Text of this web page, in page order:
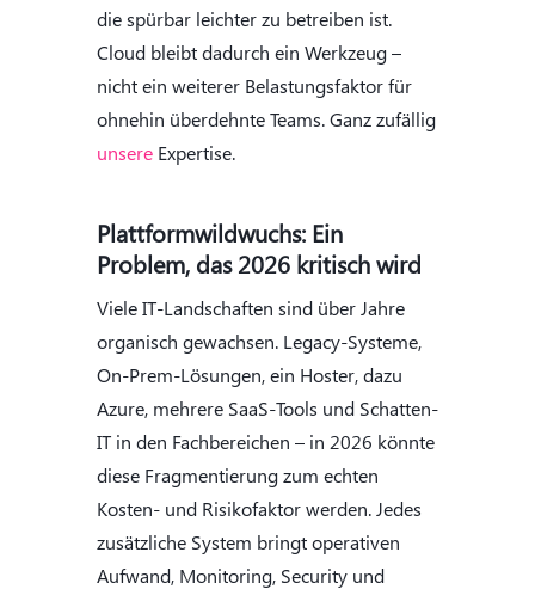
die spürbar leichter zu betreiben ist.
Cloud bleibt dadurch ein Werkzeug –
nicht ein weiterer Belastungsfaktor für
ohnehin überdehnte Teams. Ganz zufällig
unsereExpertise.
Plattformwildwuchs: Ein
Problem, das 2026 kritisch wird
Viele IT-Landschaften sind über Jahre
organisch gewachsen. Legacy-Systeme,
On-Prem-Lösungen, ein Hoster, dazu
Azure, mehrere SaaS-Tools und Schatten-
IT in den Fachbereichen – in 2026 könnte
diese Fragmentierung zum echten
Kosten- und Risikofaktor werden. Jedes
zusätzliche System bringt operativen
Aufwand, Monitoring, Security und